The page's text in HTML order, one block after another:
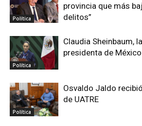
Política
provincia que más
delitos”
Política
Claudia Sheinbaum,
presidenta de México
Política
Osvaldo Jaldo
de UATRE